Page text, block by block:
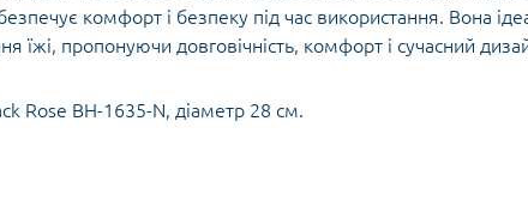
комфорт і безпеку під час використання. Вона
їжі, пропонуючи довговічність, комфорт і сучасний
Rose BH-1635-N, діаметр 28 см.